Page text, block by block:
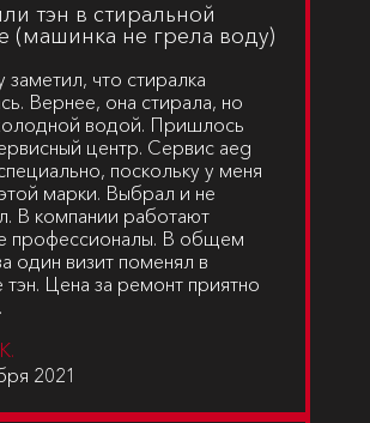
тэн в стиральной
(машинка не грела воду)
заметил, что стиралка
Вернее, она стирала, но
водой. Пришлось
центр. Сервис aeg
поскольку у меня
марки. Выбрал и не
В компании работают
профессионалы. В общем
один визит поменял в
Цена за ремонт приятно
2021